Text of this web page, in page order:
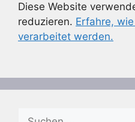
Diese Website
reduzieren. Erfahre,
verarbeitet werden.